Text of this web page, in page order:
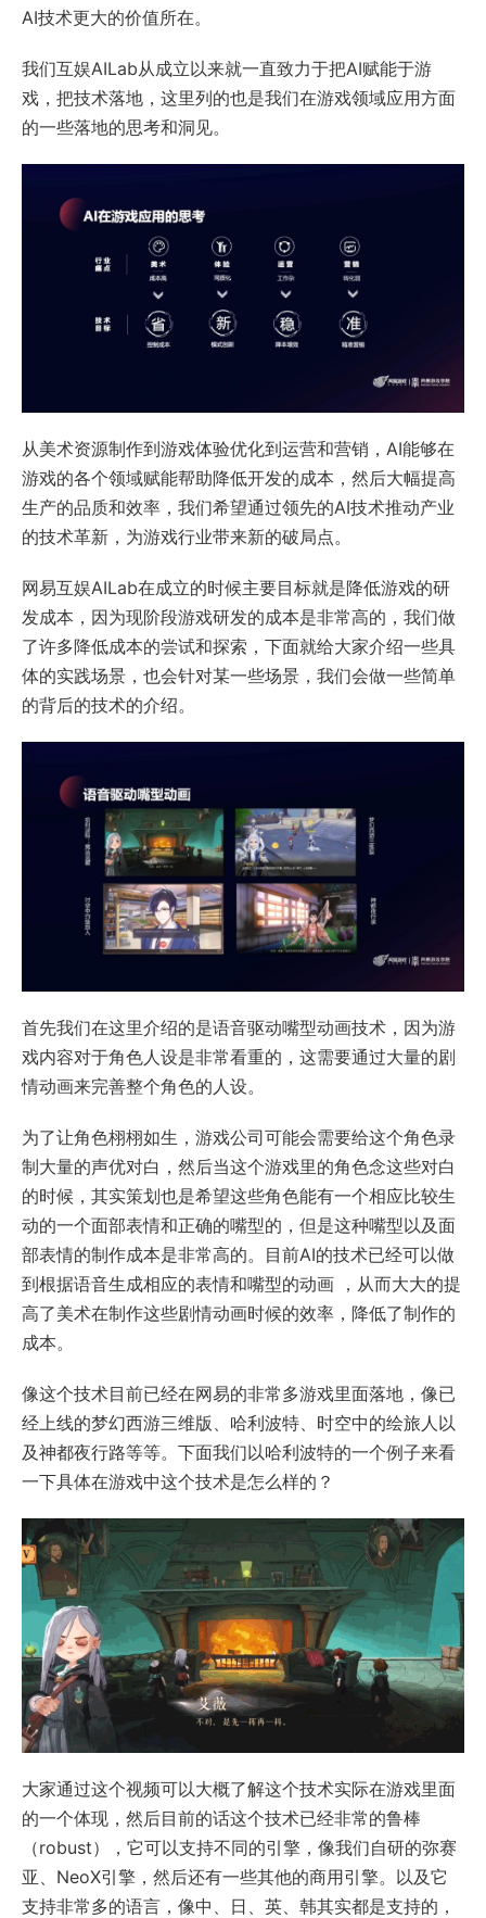
AI技术更大的价值所在。
我们互娱AILab从成立以来就一直致力于把AI赋能于游
戏，把技术落地，这里列的也是我们在游戏领域应用方面
的一些落地的思考和洞见。
从美术资源制作到游戏体验优化到运营和营销，AI能够在
游戏的各个领域赋能帮助降低开发的成本，然后大幅提高
生产的品质和效率，我们希望通过领先的AI技术推动产业
的技术革新，为游戏行业带来新的破局点。
网易互娱AILab在成立的时候主要目标就是降低游戏的研
发成本，因为现阶段游戏研发的成本是非常高的，我们做
了许多降低成本的尝试和探索，下面就给大家介绍一些具
体的实践场景，也会针对某一些场景，我们会做一些简单
的背后的技术的介绍。
首先我们在这里介绍的是语音驱动嘴型动画技术，因为游
戏内容对于角色人设是非常看重的，这需要通过大量的剧
情动画来完善整个角色的人设。
为了让角色栩栩如生，游戏公司可能会需要给这个角色录
制大量的声优对白，然后当这个游戏里的角色念这些对白
的时候，其实策划也是希望这些角色能有一个相应比较生
动的一个面部表情和正确的嘴型的，但是这种嘴型以及面
部表情的制作成本是非常高的。目前AI的技术已经可以做
到根据语音生成相应的表情和嘴型的动画 ，从而大大的提
高了美术在制作这些剧情动画时候的效率，降低了制作的
成本。
像这个技术目前已经在网易的非常多游戏里面落地，像已
经上线的梦幻西游三维版、哈利波特、时空中的绘旅人以
及神都夜行路等等。下面我们以哈利波特的一个例子来看
一下具体在游戏中这个技术是怎么样的？
大家通过这个视频可以大概了解这个技术实际在游戏里面
的一个体现，然后目前的话这个技术已经非常的鲁棒
（robust），它可以支持不同的引擎，像我们自研的弥赛
亚、NeoX引擎，然后还有一些其他的商用引擎。以及它
支持非常多的语言，像中、日、英、韩其实都是支持的，